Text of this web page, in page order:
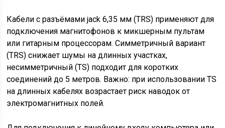
Кабели с разъёмами jack 6,35 мм (TRS) применяют для
подключения магнитофонов к микшерным пультам
или гитарным процессорам. Симметричный вариант
(TRS) снижает шумы на длинных участках,
несимметричный (TS) подходит для коротких
соединений до 5 метров. Важно: при использовании TS
на длинных кабелях возрастает риск наводок от
электромагнитных полей.